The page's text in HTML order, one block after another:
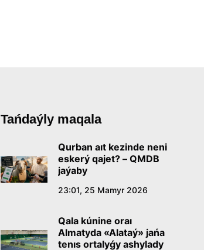
Tańdaýly maqala
Qurban aıt kezinde neni
eskerý qajet? – QMDB
jaýaby
23:01, 25 Mamyr 2026
Qala kúnine oraı
Almatyda «Alataý» jańa
tenıs ortalyǵy ashylady